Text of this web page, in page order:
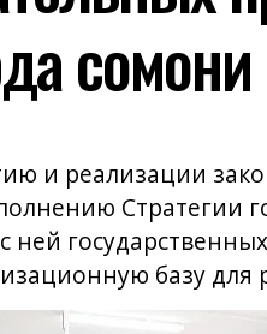
сомони
и реализации
Стратегии
ней
базу для